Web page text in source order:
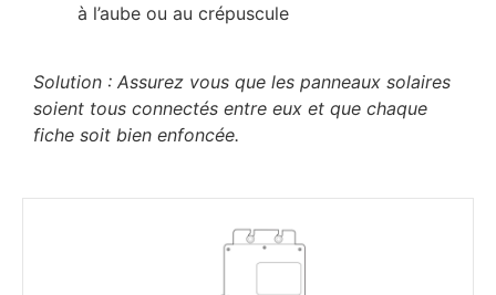
à l’aube ou au crépuscule
Solution : Assurez vous que les panneaux solaires
soient tous connectés entre eux et que chaque
fiche soit bien enfoncée.